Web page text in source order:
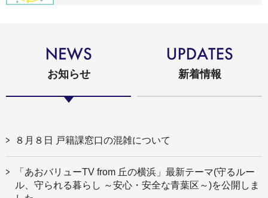
お知らせ
８月８日 戸籍課窓口の混雑について
「あおバリューTV from 丘の横浜」最新テーマ(守るルー
ル、守られる暮らし ～安心・安全な青葉区～)を公開しま
新着情報